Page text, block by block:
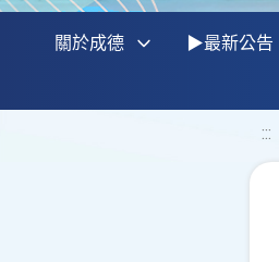
關於成德 ▶最新公告
:::